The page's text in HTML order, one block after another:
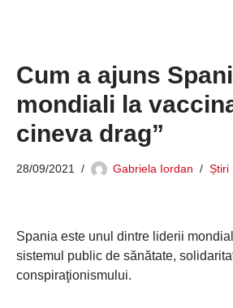
Cum a ajuns
mondiali la
cineva drag”
28/09/2021 Gabriela Iordan Știri
Spania este unul dintre liderii
sistemul public de sănătate,
conspiraţionismului.